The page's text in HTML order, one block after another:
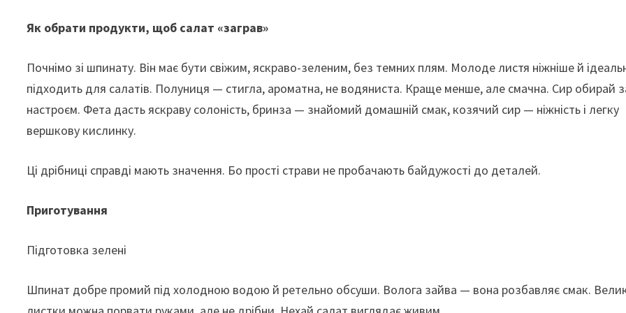
Як обрати продукти, щоб салат «заграв»
Почнімо зі шпинату. Він має бути свіжим, яскраво-зеленим, без темних плям. Молоде листя ніжніше й
підходить для салатів. Полуниця — стигла, ароматна, не водяниста. Краще менше, але смачна. Сир обирай
настроєм. Фета дасть яскраву солоність, бринза — знайомий домашній смак, козячий сир — ніжність і легку
вершкову кислинку.
Ці дрібниці справді мають значення. Бо прості страви не пробачають байдужості до деталей.
Приготування
Підготовка зелені
Шпинат добре промий під холодною водою й ретельно обсуши. Волога зайва — вона розбавляє смак.